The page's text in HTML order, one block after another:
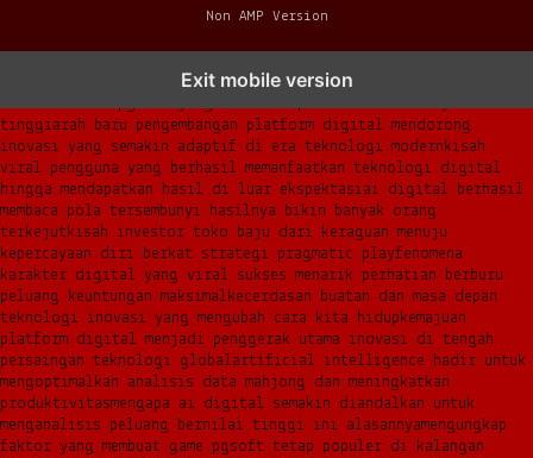
Non AMP Version
Exit mobile version
dalam menghadirkan inovasi berkualitasai digital menjadi kunci
analisis data pgsoft yang lebih adaptif dan berkinerja
tinggiarah baru pengembangan platform digital mendorong
inovasi yang semakin adaptif di era teknologi modernkisah
viral pengguna yang berhasil memanfaatkan teknologi digital
hingga mendapatkan hasil di luar ekspektasiai digital berhasil
membaca pola tersembunyi hasilnya bikin banyak orang
terkejutkisah investor toko baju dari keraguan menuju
kepercayaan diri berkat strategi pragmatic playfenomena
karakter digital yang viral sukses menarik perhatian berburu
peluang keuntungan maksimalkecerdasan buatan dan masa depan
teknologi inovasi yang mengubah cara kita hidupkemajuan
platform digital menjadi penggerak utama inovasi di tengah
persaingan teknologi globalartificial intelligence hadir untuk
mengoptimalkan analisis data mahjong dan meningkatkan
produktivitasmengapa ai digital semakin diandalkan untuk
menganalisis peluang bernilai tinggi ini alasannyamengungkap
faktor yang membuat game pgsoft tetap populer di kalangan